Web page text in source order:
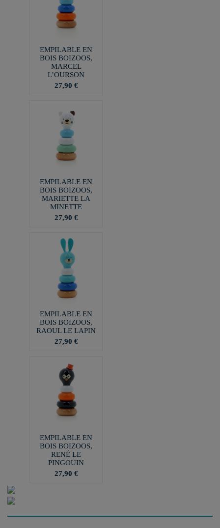
EMPILABLE EN
BOIS BOIZOOS,
MARCEL
L’OURSON
27,90 €
EMPILABLE EN
BOIS BOIZOOS,
MARIETTE LA
MINETTE
27,90 €
EMPILABLE EN
BOIS BOIZOOS,
RAOUL LE LAPIN
27,90 €
EMPILABLE EN
BOIS BOIZOOS,
RENÉ LE
PINGOUIN
27,90 €